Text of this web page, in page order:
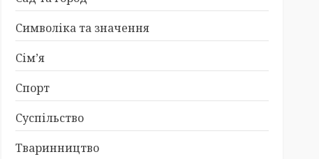
Символіка та значення
Сім’я
Спорт
Суспільство
Тваринництво